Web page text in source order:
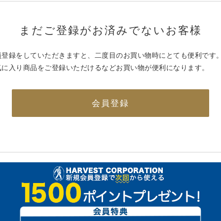
まだご登録がお済みでないお客様
登録をしていただきますと、二度目のお買い物時にとても便利です
入り商品をご登録いただけるなどお買い物が便利になります。
会員登録